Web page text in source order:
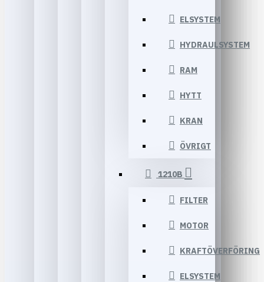
ELSYSTEM
HYDRAULSYSTEM
RAM
HYTT
KRAN
ÖVRIGT
1210B
FILTER
MOTOR
KRAFTÖVERFÖRING
ELSYSTEM